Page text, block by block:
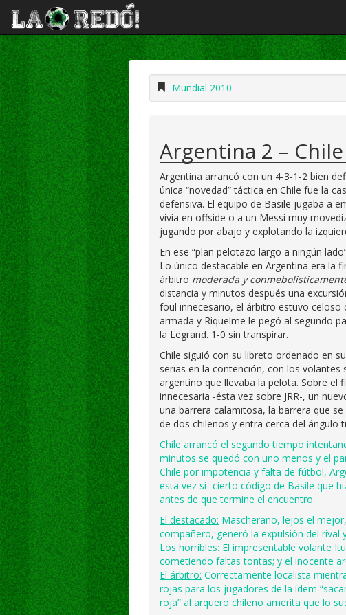
Mundial 2010
Argentina 2 –
Argentina arrancó con un 4-3-1-2 bien
única “novedad” táctica en Chile fue la
defensiva. El equipo de Basile jugaba a
vivía en offside o a un Messi muy
jugando por abajo y explotando la
En ese “plan pelotazo largo a ningún
Lo único destacable en Argentina era la
árbitro moderada y
distancia y minutos después una
foul innecesario, el árbitro estuvo celoso
armada y Riquelme le pegó al segundo
la Legrand. 1-0 sin transpirar.
Chile siguió con su libreto ordenado en
serias en la contención, con los
argentino que llevaba la pelota. Sobre el
innecesaria -ésta vez sobre JRR-, un
una barrera calamitosa, la barrera que
de dos chilenos y entra cerca del ángulo
Chile arrancó el segundo tiempo
minutos se quedó con uno menos y el
Chile por impotencia y falta de fútbol,
esta vez sí- cierto código de Basile que
antes de que termine el encuentro.
El destacado: Mascherano, lejos el
compañero, generó la expulsión del rival
Los horribles: El impresentable volante
cometiendo faltas tontas; y el inocente
El árbitro: Correctamente localista
rojas para los jugadores de la ídem
roja” al arquero chileno amerita que lo